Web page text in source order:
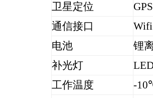
卫星定位
GPS
通信接口
Wifi
电池
锂
补光灯
工作温度
-10